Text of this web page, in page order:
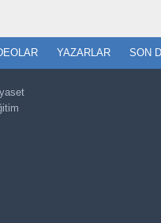
YAZARLAR SON